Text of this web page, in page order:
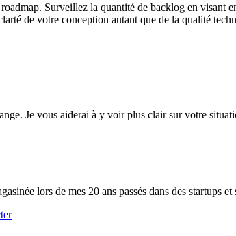
Surveillez la quantité de backlog en
de votre conception autant que de la qualité
Je vous aiderai à y voir plus clair sur votre
lors de mes 20 ans passés dans des startups et